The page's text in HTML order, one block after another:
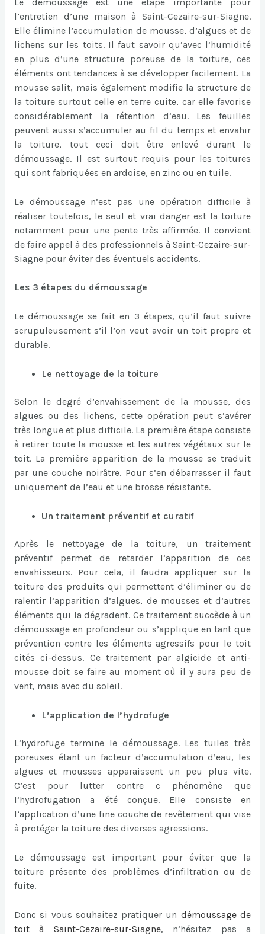
l’entretien d’une maison à Saint-Cezaire-sur-Siagne.
Elle élimine l’accumulation de mousse, d’algues et de
lichens sur les toits. Il faut savoir qu’avec l’humidité
en plus d’une structure poreuse de la toiture, ces
éléments ont tendances à se développer facilement. La
mousse salit, mais également modifie la structure de
la toiture surtout celle en terre cuite, car elle favorise
considérablement la rétention d’eau. Les feuilles
peuvent aussi s’accumuler au fil du temps et envahir
la toiture, tout ceci doit être enlevé durant le
démoussage. Il est surtout requis pour les toitures
qui sont fabriquées en ardoise, en zinc ou en tuile.
Le démoussage n’est pas une opération difficile à
réaliser toutefois, le seul et vrai danger est la toiture
notamment pour une pente très affirmée. Il convient
de faire appel à des professionnels à Saint-Cezaire-sur-
Siagne pour éviter des éventuels accidents.
Les 3 étapes du démoussage
Le démoussage se fait en 3 étapes, qu’il faut suivre
scrupuleusement s’il l’on veut avoir un toit propre et
durable.
Le nettoyage de la toiture
Selon le degré d’envahissement de la mousse, des
algues ou des lichens, cette opération peut s’avérer
très longue et plus difficile. La première étape consiste
à retirer toute la mousse et les autres végétaux sur le
toit. La première apparition de la mousse se traduit
par une couche noirâtre. Pour s’en débarrasser il faut
uniquement de l’eau et une brosse résistante.
Un traitement préventif et curatif
Après le nettoyage de la toiture, un traitement
préventif permet de retarder l’apparition de ces
envahisseurs. Pour cela, il faudra appliquer sur la
toiture des produits qui permettent d’éliminer ou de
ralentir l’apparition d’algues, de mousses et d’autres
éléments qui la dégradent. Ce traitement succède à un
démoussage en profondeur ou s’applique en tant que
prévention contre les éléments agressifs pour le toit
cités ci-dessus. Ce traitement par algicide et anti-
mousse doit se faire au moment où il y aura peu de
vent, mais avec du soleil.
L’application de l’hydrofuge
L’hydrofuge termine le démoussage. Les tuiles très
poreuses étant un facteur d’accumulation d’eau, les
algues et mousses apparaissent un peu plus vite.
C’est pour lutter contre c phénomène que
l’hydrofugation a été conçue. Elle consiste en
l’application d’une fine couche de revêtement qui vise
à protéger la toiture des diverses agressions.
Le démoussage est important pour éviter que la
toiture présente des problèmes d’infiltration ou de
fuite.
Donc si vous souhaitez pratiquer un démoussage de
toit à Saint-Cezaire-sur-Siagne, n’hésitez pas a